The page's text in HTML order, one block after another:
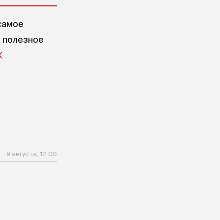
полезное
9 августа, 12:00